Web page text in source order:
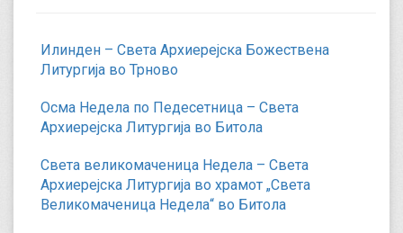
Илинден – Света Архиерејска Божествена
Литургија во Трново
Осма Недела по Педесетница – Света
Архиерејска Литургија во Битола
Света великомаченица Недела – Света
Архиерејска Литургија во храмот „Света
Великомаченица Недела“ во Битола